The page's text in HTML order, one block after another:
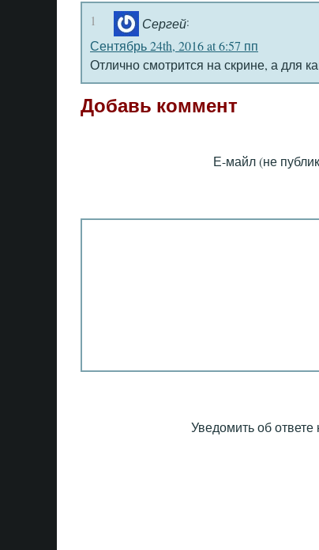
1 Сергей:
Сентябрь 24th, 2016 at 6:57 пп
Отлично смотрится на скрине, а для
Добавь коммент
Е-майл (не
Уведомить об ответе